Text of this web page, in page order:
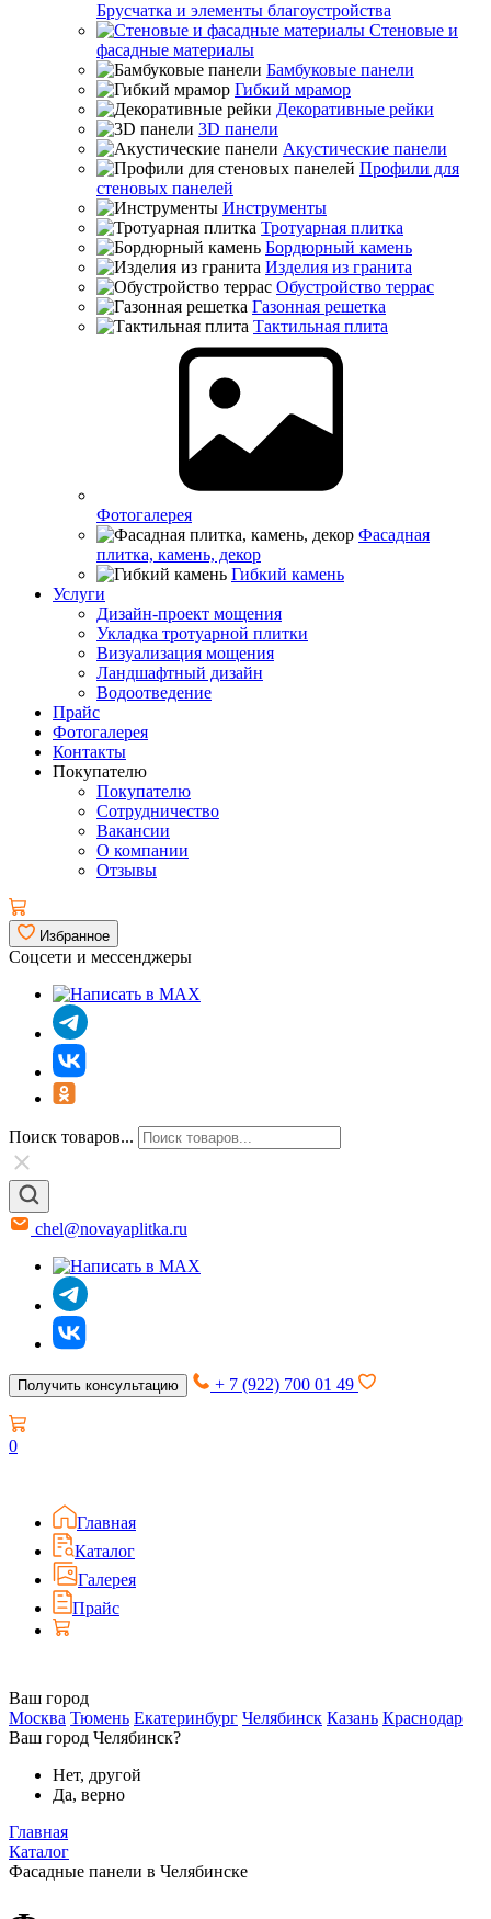
Брусчатка и элементы благоустройства
Стеновые и
фасадные материалы
Бамбуковые панели
Гибкий мрамор
Декоративные рейки
3D панели
Акустические панели
Профили для
стеновых панелей
Инструменты
Тротуарная плитка
Бордюрный камень
Изделия из гранита
Обустройство террас
Газонная решетка
Тактильная плита
Фотогалерея
Фасадная
плитка, камень, декор
Гибкий камень
Услуги
Дизайн-проект мощения
Укладка тротуарной плитки
Визуализация мощения
Ландшафтный дизайн
Водоотведение
Прайс
Фотогалерея
Контакты
Покупателю
Покупателю
Сотрудничество
Вакансии
О компании
Отзывы
Избранное
Соцсети и мессенджеры
Поиск товаров...
chel@novayaplitka.ru
Получить консультацию + 7 (922) 700 01 49
0
Главная
Каталог
Галерея
Прайс
Ваш город
Москва Тюмень Екатеринбург Челябинск Казань Краснодар
Ваш город Челябинск?
Нет, другой
Да, верно
Главная
Каталог
Фасадные панели в Челябинске